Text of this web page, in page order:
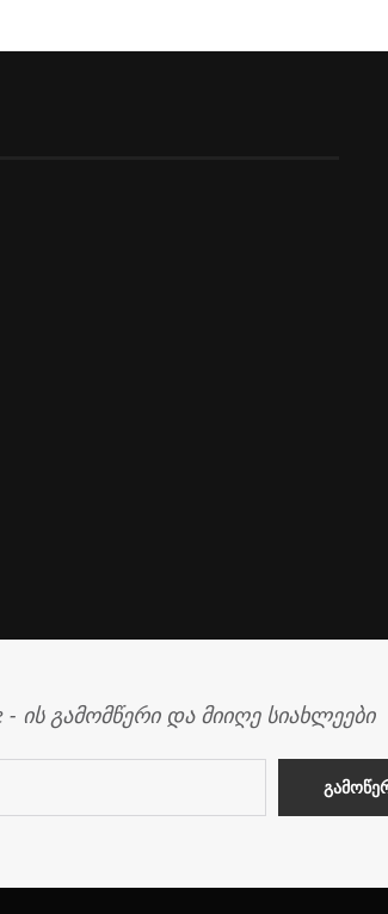
- ის გამომწერი და მიიღე სიახლეები